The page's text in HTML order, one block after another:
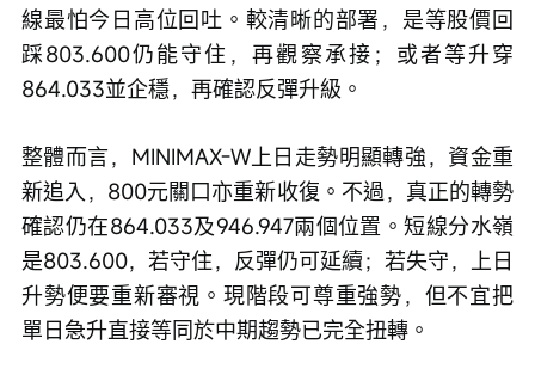
線最怕今日高位回吐。較清晰的部署，是等股價回
踩803.600仍能守住，再觀察承接；或者等升穿
864.033並企穩，再確認反彈升級。
整體而言，MINIMAX-W上日走勢明顯轉強，資金重
新追入，800元關口亦重新收復。不過，真正的轉勢
確認仍在864.033及946.947兩個位置。短線分水嶺
是803.600，若守住，反彈仍可延續；若失守，上日
升勢便要重新審視。現階段可尊重強勢，但不宜把
單日急升直接等同於中期趨勢已完全扭轉。